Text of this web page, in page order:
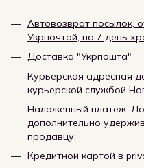
Автовозврат посылок,
Укрпочтой, на 7 день
Доставка "Укрпошта"
Курьерская адресная
курьерской службой
Наложенный платеж.
дополнительно
продавцу:
Кредитной картой в